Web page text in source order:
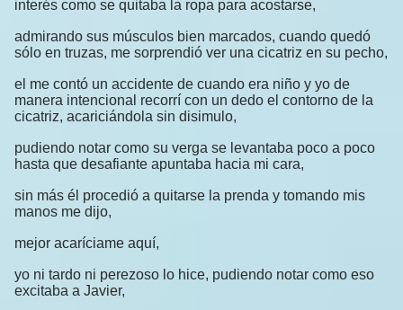
interés como se quitaba la ropa para acostarse,
admirando sus músculos bien marcados, cuando quedó
sólo en truzas, me sorprendió ver una cicatriz en su pecho,
el me contó un accidente de cuando era niño y yo de
manera intencional recorrí con un dedo el contorno de la
cicatriz, acariciándola sin disimulo,
pudiendo notar como su verga se levantaba poco a poco
hasta que desafiante apuntaba hacia mi cara,
sin más él procedió a quitarse la prenda y tomando mis
manos me dijo,
mejor acaríciame aquí,
yo ni tardo ni perezoso lo hice, pudiendo notar como eso
excitaba a Javier,